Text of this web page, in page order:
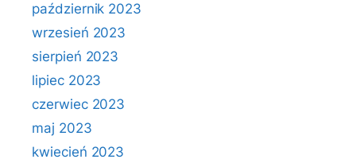
październik 2023
wrzesień 2023
sierpień 2023
lipiec 2023
czerwiec 2023
maj 2023
kwiecień 2023